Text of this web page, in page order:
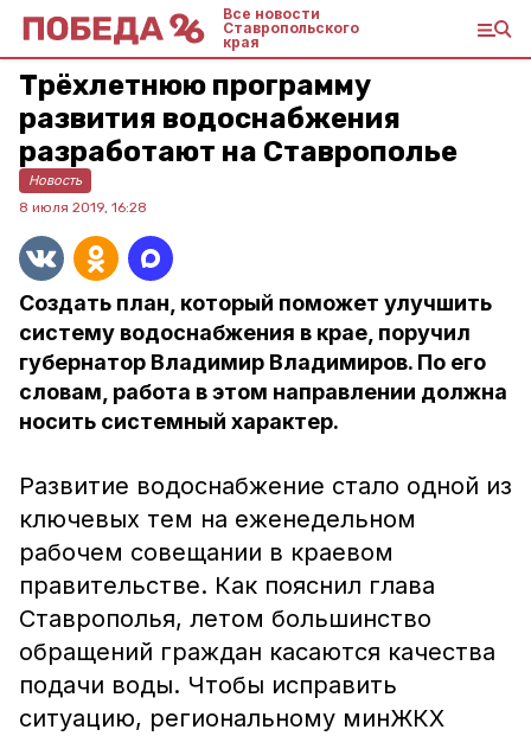
Все новости
Ставропольского
края
Трёхлетнюю программу
развития водоснабжения
разработают на Ставрополье
Новость
8 июля 2019, 16:28
Создать план, который поможет улучшить
систему водоснабжения в крае, поручил
губернатор Владимир Владимиров. По его
словам, работа в этом направлении должна
носить системный характер.
Развитие водоснабжение стало одной из
ключевых тем на еженедельном
рабочем совещании в краевом
правительстве. Как пояснил глава
Ставрополья, летом большинство
обращений граждан касаются качества
подачи воды. Чтобы исправить
ситуацию, региональному минЖКХ